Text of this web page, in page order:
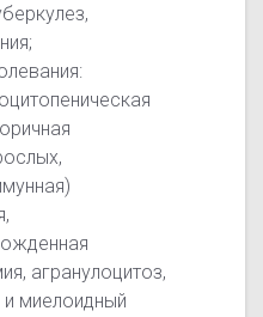
агранулоцитоз,
миелоидный